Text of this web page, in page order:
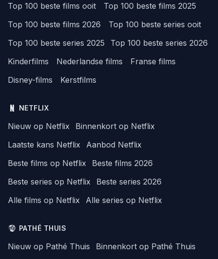
Top 100 beste films ooit
Top 100 beste films 2025
Top 100 beste films 2026
Top 100 beste series ooit
Top 100 beste series 2025
Top 100 beste series 2026
Kinderfilms
Nederlandse films
Franse films
Disney-films
Kerstfilms
NETFLIX
Nieuw op Netflix
Binnenkort op Netflix
Laatste kans Netflix
Aanbod Netflix
Beste films op Netflix
Beste films 2026
Beste series op Netflix
Beste series 2026
Alle films op Netflix
Alle series op Netflix
PATHÉ THUIS
Nieuw op Pathé Thuis
Binnenkort op Pathé Thuis